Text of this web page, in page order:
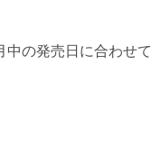
中の発売日に合わせて